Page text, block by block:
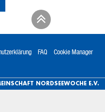
FAQ Cookie Manager
NORDSEEWOCHE E.V.